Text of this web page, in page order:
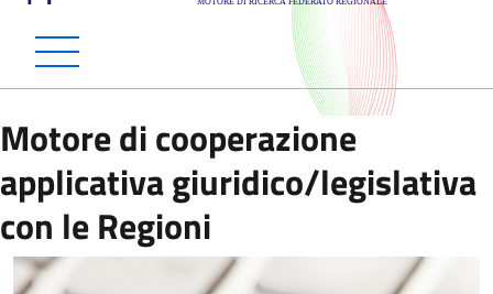
Normattiva Regioni -
Motore di cooperazione
applicativa giuridico/legislativa
con le Regioni